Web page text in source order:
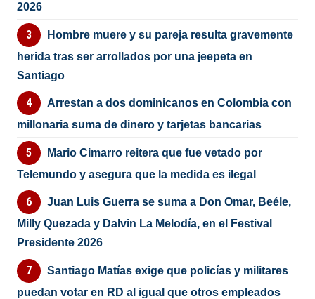
2026
Hombre muere y su pareja resulta gravemente
herida tras ser arrollados por una jeepeta en
Santiago
Arrestan a dos dominicanos en Colombia con
millonaria suma de dinero y tarjetas bancarias
Mario Cimarro reitera que fue vetado por
Telemundo y asegura que la medida es ilegal
Juan Luis Guerra se suma a Don Omar, Beéle,
Milly Quezada y Dalvin La Melodía, en el Festival
Presidente 2026
Santiago Matías exige que policías y militares
puedan votar en RD al igual que otros empleados